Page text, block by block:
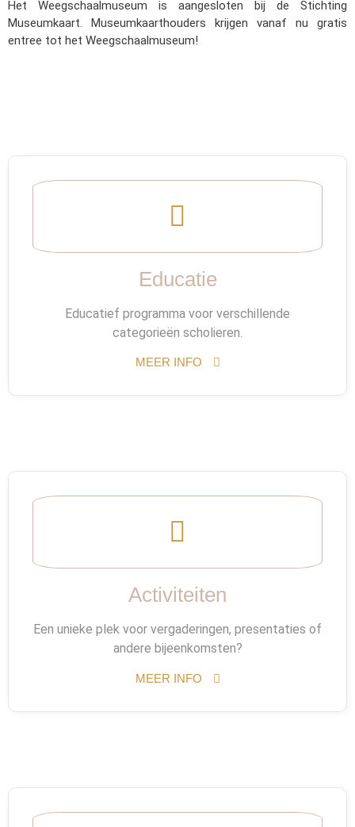
Het Weegschaalmuseum is aangesloten bij de Stichting
Museumkaart. Museumkaarthouders krijgen vanaf nu gratis
entree tot het Weegschaalmuseum!
Educatie
Educatief programma voor verschillende
categorieën scholieren.
MEER INFO
Activiteiten
Een unieke plek voor vergaderingen, presentaties of
andere bijeenkomsten?
MEER INFO